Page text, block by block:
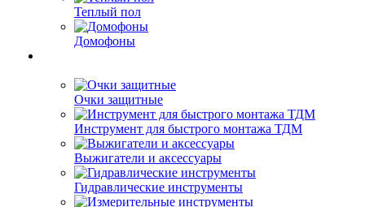
Теплый пол
Домофоны
Очки защитные
Инструмент для быстрого монтажа ТДМ
Выжигатели и аксессуары
Гидравлические инструменты